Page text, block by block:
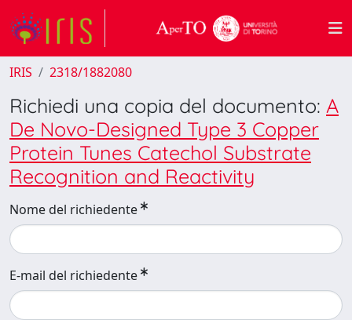
IRIS 2318/1882080
Richiedi una copia del documento: A
De Novo-Designed Type 3 Copper
Protein Tunes Catechol Substrate
Recognition and Reactivity
Nome del richiedente
E-mail del richiedente